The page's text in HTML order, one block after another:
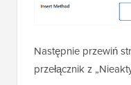
Następnie przewiń
przełącznik z